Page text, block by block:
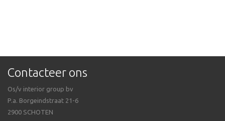
Contacteer ons
Os/v interior group bv
P.a. Borgeindstraat 21-6
2900 SCHOTEN